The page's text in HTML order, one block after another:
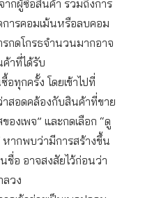
ากผู้ซื้อสินค้า รวมถึงการ
ารคอมเม้นหรือลบคอม
กดโกรธจำนวนมากอาจ
าที่ได้รับ
ทุกครั้ง โดยเข้าไปที่
สอดคล้องกับสินค้าที่ขาย
องเพจ” และกดเลือก “ดู
หากพบว่ามีการสร้างขึ้น
ชื่อ อาจสงสัยไว้ก่อนว่า
ลวง